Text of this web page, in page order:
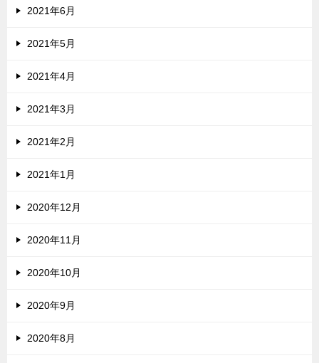
2021年6月
2021年5月
2021年4月
2021年3月
2021年2月
2021年1月
2020年12月
2020年11月
2020年10月
2020年9月
2020年8月